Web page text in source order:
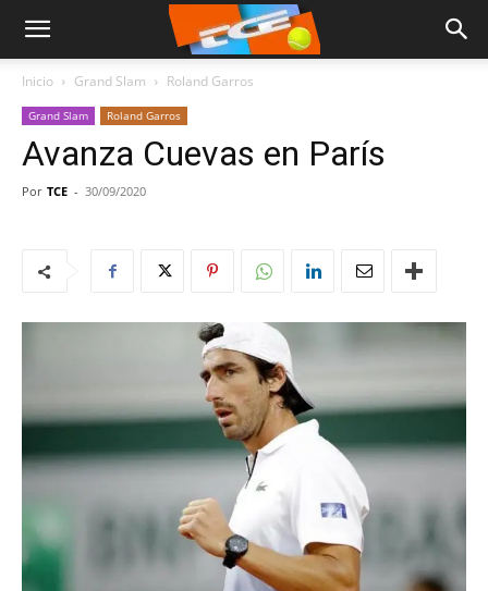
Inicio Grand Slam Roland Garros
Grand Slam Roland Garros
Avanza Cuevas en París
Por TCE - 30/09/2020